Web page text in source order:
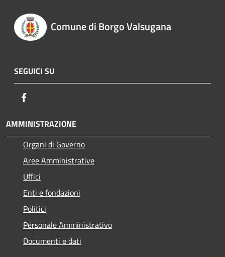
Comune di Borgo Valsugana
SEGUICI SU
AMMINISTRAZIONE
Organi di Governo
Aree Amministrative
Uffici
Enti e fondazioni
Politici
Personale Amministrativo
Documenti e dati